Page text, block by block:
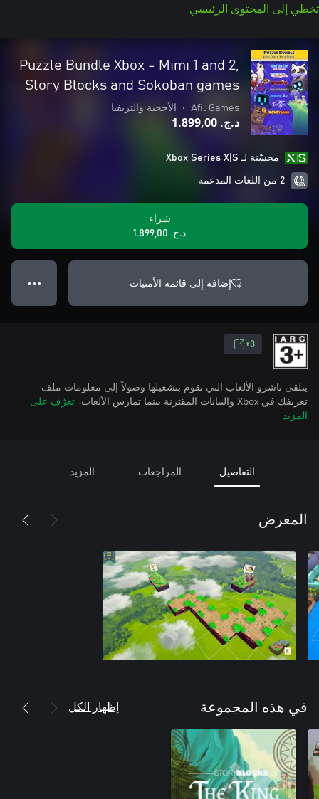
تخطي إلى المحتوى الرئيسي
Puzzle Bundle Xbox - Mimi 1 and 2,
Story Blocks and Sokoban games
Afil Games
• الأحجية والتريفيا
د.ج.‏ 1.899,00
محسّنة لـ Xbox Series X|S
2 من اللغات المدعمة
شراء
د.ج.‏ 1.899,00
إضافة إلى قائمة الأمنيات ● ● ●
3+
يتلقى ناشرو الألعاب التي تقوم بتشغيلها وصولاً إلى معلومات ملف
تعريفك في Xbox والبيانات المقترنة بينما تمارس الألعاب.
تعرّف على
المزيد
التفاصيل المراجعات المزيد
المعرض
في هذه المجموعة إظهار الكل